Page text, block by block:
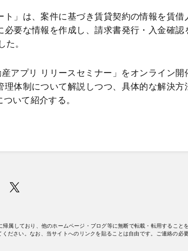
」は、案件に基づき賃貸契約の情報を賃借
要な情報を作成し、請求書発行・入金確認
。
アプリ リリースセミナー」をオンライン開
体制について解説しつつ、具体的な解決方
いて紹介する。
属しており、他のホームページ・ブログ等に無断で転載・転用すること
ださい。なお、当サイトへのリンクを貼ることは自由です。ご連絡の必